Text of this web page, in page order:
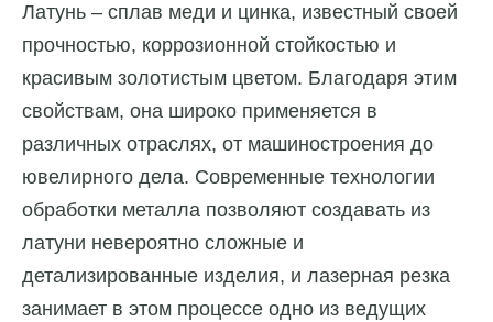
Латунь – сплав меди и цинка, известный своей
прочностью, коррозионной стойкостью и
красивым золотистым цветом. Благодаря этим
свойствам, она широко применяется в
различных отраслях, от машиностроения до
ювелирного дела. Современные технологии
обработки металла позволяют создавать из
латуни невероятно сложные и
детализированные изделия, и лазерная резка
занимает в этом процессе одно из ведущих